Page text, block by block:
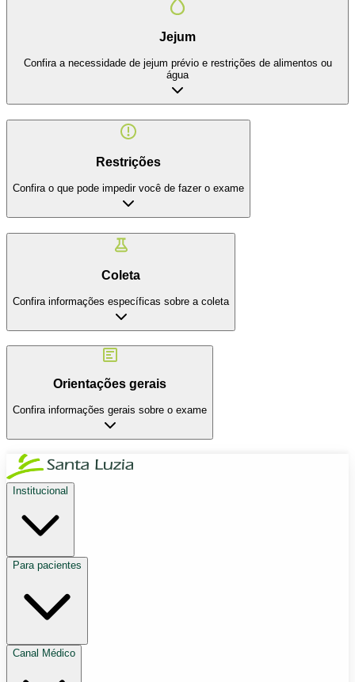
Jejum
Confira a necessidade de jejum prévio e restrições de alimentos ou
água
Restrições
Confira o que pode impedir você de fazer o exame
Coleta
Confira informações específicas sobre a coleta
Orientações gerais
Confira informações gerais sobre o exame
Institucional
Para pacientes
Canal Médico